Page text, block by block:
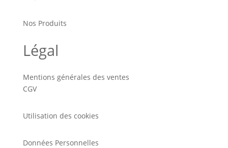
Nos Produits
Légal
Mentions générales des ventes
CGV
Utilisation des cookies
Données Personnelles